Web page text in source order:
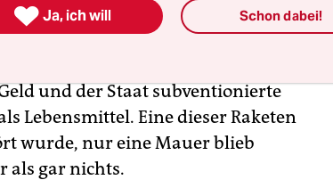
und der Staat subventionierte
Lebensmittel. Eine dieser Raketen
wurde, nur eine Mauer blieb
als gar nichts.
 Ja, ich will Schon dabei!